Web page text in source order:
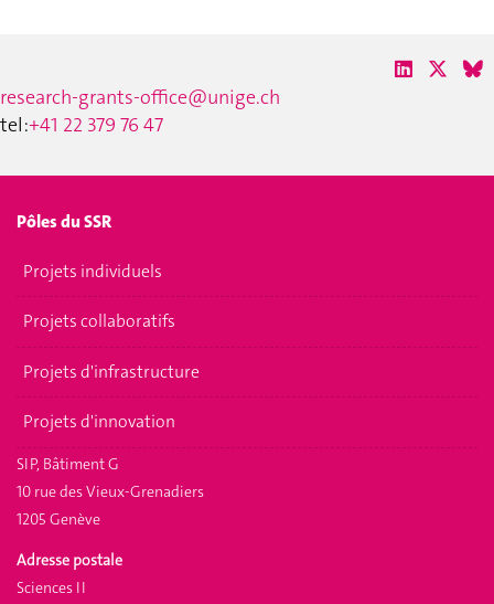
research-grants-office@unige.ch
tel:+41 22 379 76 47
Pôles du SSR
Projets individuels
Projets collaboratifs
Projets d'infrastructure
Projets d'innovation
SIP, Bâtiment G
10 rue des Vieux-Grenadiers
1205 Genève
Adresse postale
Sciences II